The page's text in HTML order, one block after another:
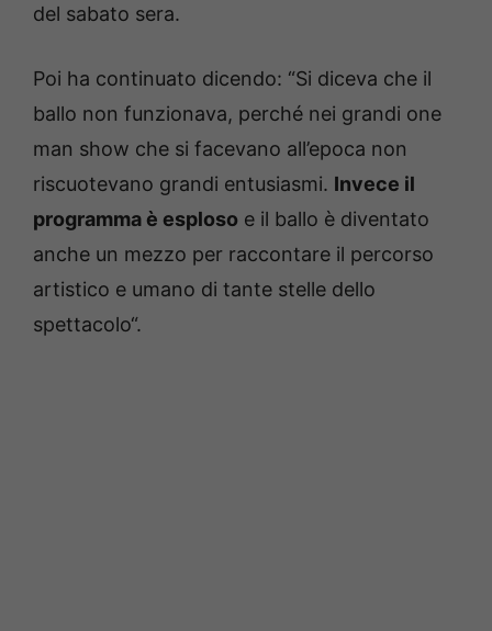
del sabato sera.
Poi ha continuato dicendo: “Si diceva che il
ballo non funzionava, perché nei grandi one
man show che si facevano all’epoca non
riscuotevano grandi entusiasmi. Invece il
programma è esploso e il ballo è diventato
anche un mezzo per raccontare il percorso
artistico e umano di tante stelle dello
spettacolo“.